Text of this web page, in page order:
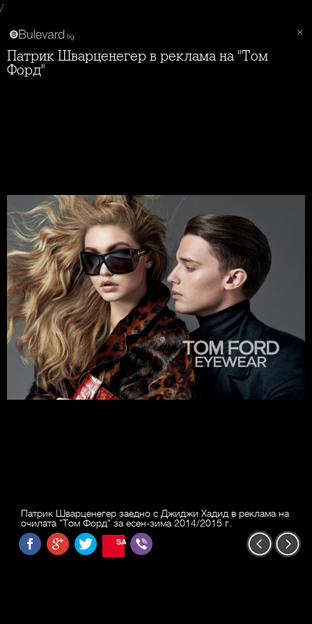
/
Патрик Шварценегер в реклама на "Том
Форд"
Патрик Шварценегер заедно с Джиджи Хадид в реклама на
очилата "Том Форд" за есен-зима 2014/2015 г.
SAVE